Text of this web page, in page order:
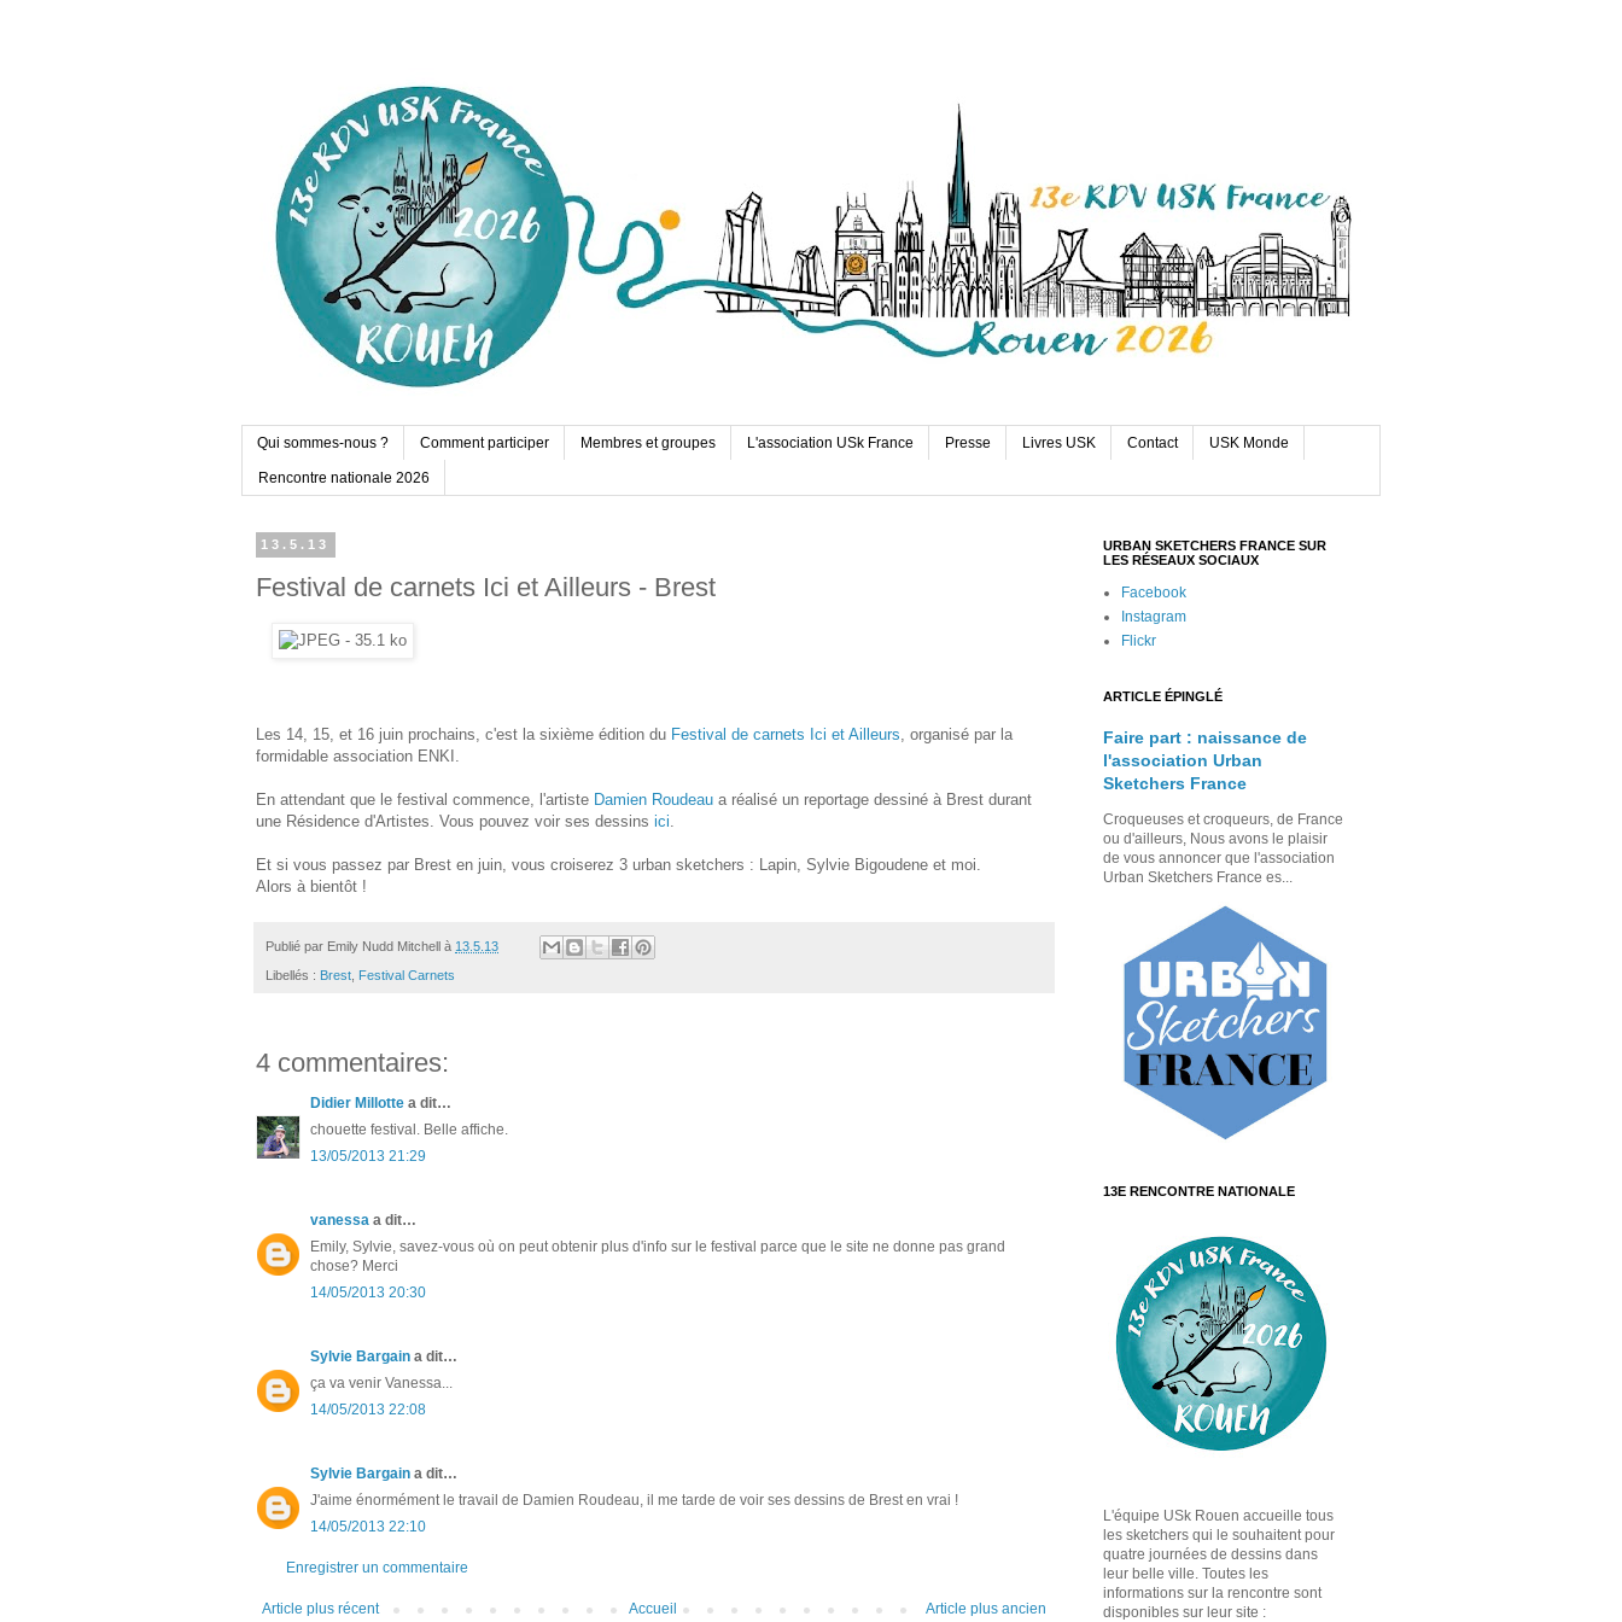
Qui sommes-nous ? Comment participer Membres et groupes L'association USk France Presse Livres USK Contact USK Monde
Rencontre nationale 2026
13.5.13
Festival de carnets Ici et Ailleurs - Brest
Les 14, 15, et 16 juin prochains, c'est la sixième édition du Festival de carnets Ici et Ailleurs, organisé par la
formidable association ENKI.
En attendant que le festival commence, l'artiste Damien Roudeau a réalisé un reportage dessiné à Brest durant
une Résidence d'Artistes. Vous pouvez voir ses dessins ici.
Et si vous passez par Brest en juin, vous croiserez 3 urban sketchers : Lapin, Sylvie Bigoudene et moi.
Alors à bientôt !
Publié par Emily Nudd Mitchell à 13.5.13
Libellés : Brest Festival Carnets
4 commentaires:
Didier Millotte a dit…
chouette festival. Belle affiche.
13/05/2013 21:29
vanessa a dit…
Emily, Sylvie, savez-vous où on peut obtenir plus d'info sur le festival parce que le site ne donne pas grand
chose? Merci
14/05/2013 20:30
Sylvie Bargain a dit…
ça va venir Vanessa...
14/05/2013 22:08
Sylvie Bargain a dit…
J'aime énormément le travail de Damien Roudeau, il me tarde de voir ses dessins de Brest en vrai !
14/05/2013 22:10
Enregistrer un commentaire
Article plus récent Article plus ancien
Accueil
URBAN SKETCHERS FRANCE SUR
LES RÉSEAUX SOCIAUX
Facebook
Instagram
Flickr
ARTICLE ÉPINGLÉ
Faire part : naissance de
l'association Urban
Sketchers France
Croqueuses et croqueurs, de France
ou d'ailleurs, Nous avons le plaisir
de vous annoncer que l'association
Urban Sketchers France es...
13E RENCONTRE NATIONALE
L'équipe USk Rouen accueille tous
les sketchers qui le souhaitent pour
quatre journées de dessins dans
leur belle ville. Toutes les
informations sur la rencontre sont
disponibles sur leur site :